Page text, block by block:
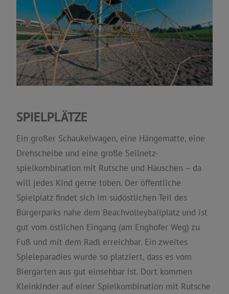
SPIELPLÄTZE
Ein großer Schaukelwagen, eine Hängematte, eine
Drehscheibe und eine große Seilnetz-
spielkombination mit Rutsche und Häuschen – da
will jedes Kind gerne toben. Der öffentliche
Spielplatz findet sich im südöstlichen Teil des
Bürgerparks nahe dem Beachvolleyballplatz und ist
gut vom östlichen Eingang (am Enghofer Weg) zu
Fuß und mit dem Radl erreichbar. Ein zweites
Spieleparadies wurde so platziert, dass es vom
Biergarten aus gut einsehbar ist. Dort kommen
Kleinkinder auf einer Spielkombination mit Rutsche